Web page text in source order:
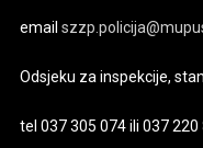
email
Odsjeku za inspekcije,
tel 037 305 074 ili 037 220